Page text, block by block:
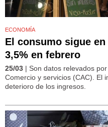
ECONOMÍA
El consumo sigue
3,5% en febrero
25/03 | Son datos relevados
Comercio y servicios (CAC). El
deterioro de los ingresos.